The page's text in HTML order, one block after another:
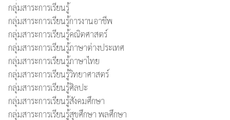
กลุ่มสาระการเรียนรู้
กลุ่มสาระการเรียนรู้การงานอาชีพ
กลุ่มสาระการเรียนรู้คณิตศาสตร์
กลุ่มสาระการเรียนรู้ภาษาต่างประเทศ
กลุ่มสาระการเรียนรู้ภาษาไทย
กลุ่มสาระการเรียนรู้วิทยาศาสตร์
กลุ่มสาระการเรียนรู้ศิลปะ
กลุ่มสาระการเรียนรู้สังคมศึกษา
กลุ่มสาระการเรียนรู้สุขศึกษา พลศึกษา